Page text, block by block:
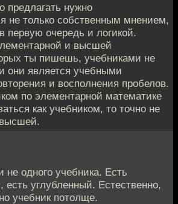
предлагать нужно
не только собственным мнением,
первую очередь и логикой.
и высшей
ты пишешь, учебниками не
они является учебными
и восполнения пробелов.
по элементарной математике
как учебником, то точно не
не одного учебника. Есть
есть углубленный. Естественно,
учебник потолще.